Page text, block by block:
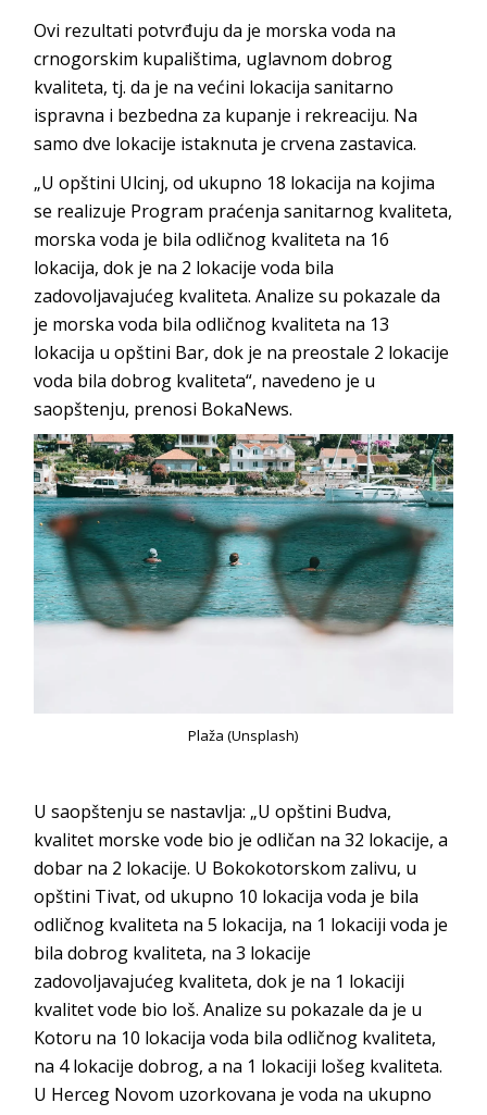
Ovi rezultati potvrđuju da je morska voda na
crnogorskim kupalištima, uglavnom dobrog
kvaliteta, tj. da je na većini lokacija sanitarno
ispravna i bezbedna za kupanje i rekreaciju. Na
samo dve lokacije istaknuta je crvena zastavica.
„U opštini Ulcinj, od ukupno 18 lokacija na kojima
se realizuje Program praćenja sanitarnog kvaliteta,
morska voda je bila odličnog kvaliteta na 16
lokacija, dok je na 2 lokacije voda bila
zadovoljavajućeg kvaliteta. Analize su pokazale da
je morska voda bila odličnog kvaliteta na 13
lokacija u opštini Bar, dok je na preostale 2 lokacije
voda bila dobrog kvaliteta“, navedeno je u
saopštenju, prenosi BokaNews.
Plaža (Unsplash)
U saopštenju se nastavlja: „U opštini Budva,
kvalitet morske vode bio je odličan na 32 lokacije, a
dobar na 2 lokacije. U Bokokotorskom zalivu, u
opštini Tivat, od ukupno 10 lokacija voda je bila
odličnog kvaliteta na 5 lokacija, na 1 lokaciji voda je
bila dobrog kvaliteta, na 3 lokacije
zadovoljavajućeg kvaliteta, dok je na 1 lokaciji
kvalitet vode bio loš. Analize su pokazale da je u
Kotoru na 10 lokacija voda bila odličnog kvaliteta,
na 4 lokacije dobrog, a na 1 lokaciji lošeg kvaliteta.
U Herceg Novom uzorkovana je voda na ukupno